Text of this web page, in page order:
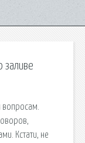
заливе
вопросам.
Кстати, не